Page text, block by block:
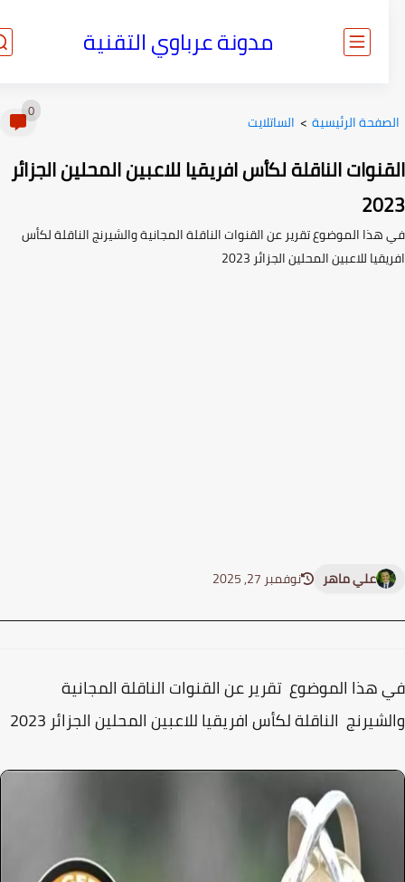
مدونة عرباوي التقنية
الرئيسية> الساتلايت
الناقلة لكأس افريقيا للاعبين المحلين الجزائر
الموضوع تقرير عن القنوات الناقلة المجانية والشيرنج الناقلة لكأس
للاعبين المحلين الجزائر 2023
علي ماهر نوفمبر 27, 2025
الموضوع تقرير عن القنوات الناقلة المجانية
الناقلة لكأس افريقيا للاعبين المحلين الجزائر 2023